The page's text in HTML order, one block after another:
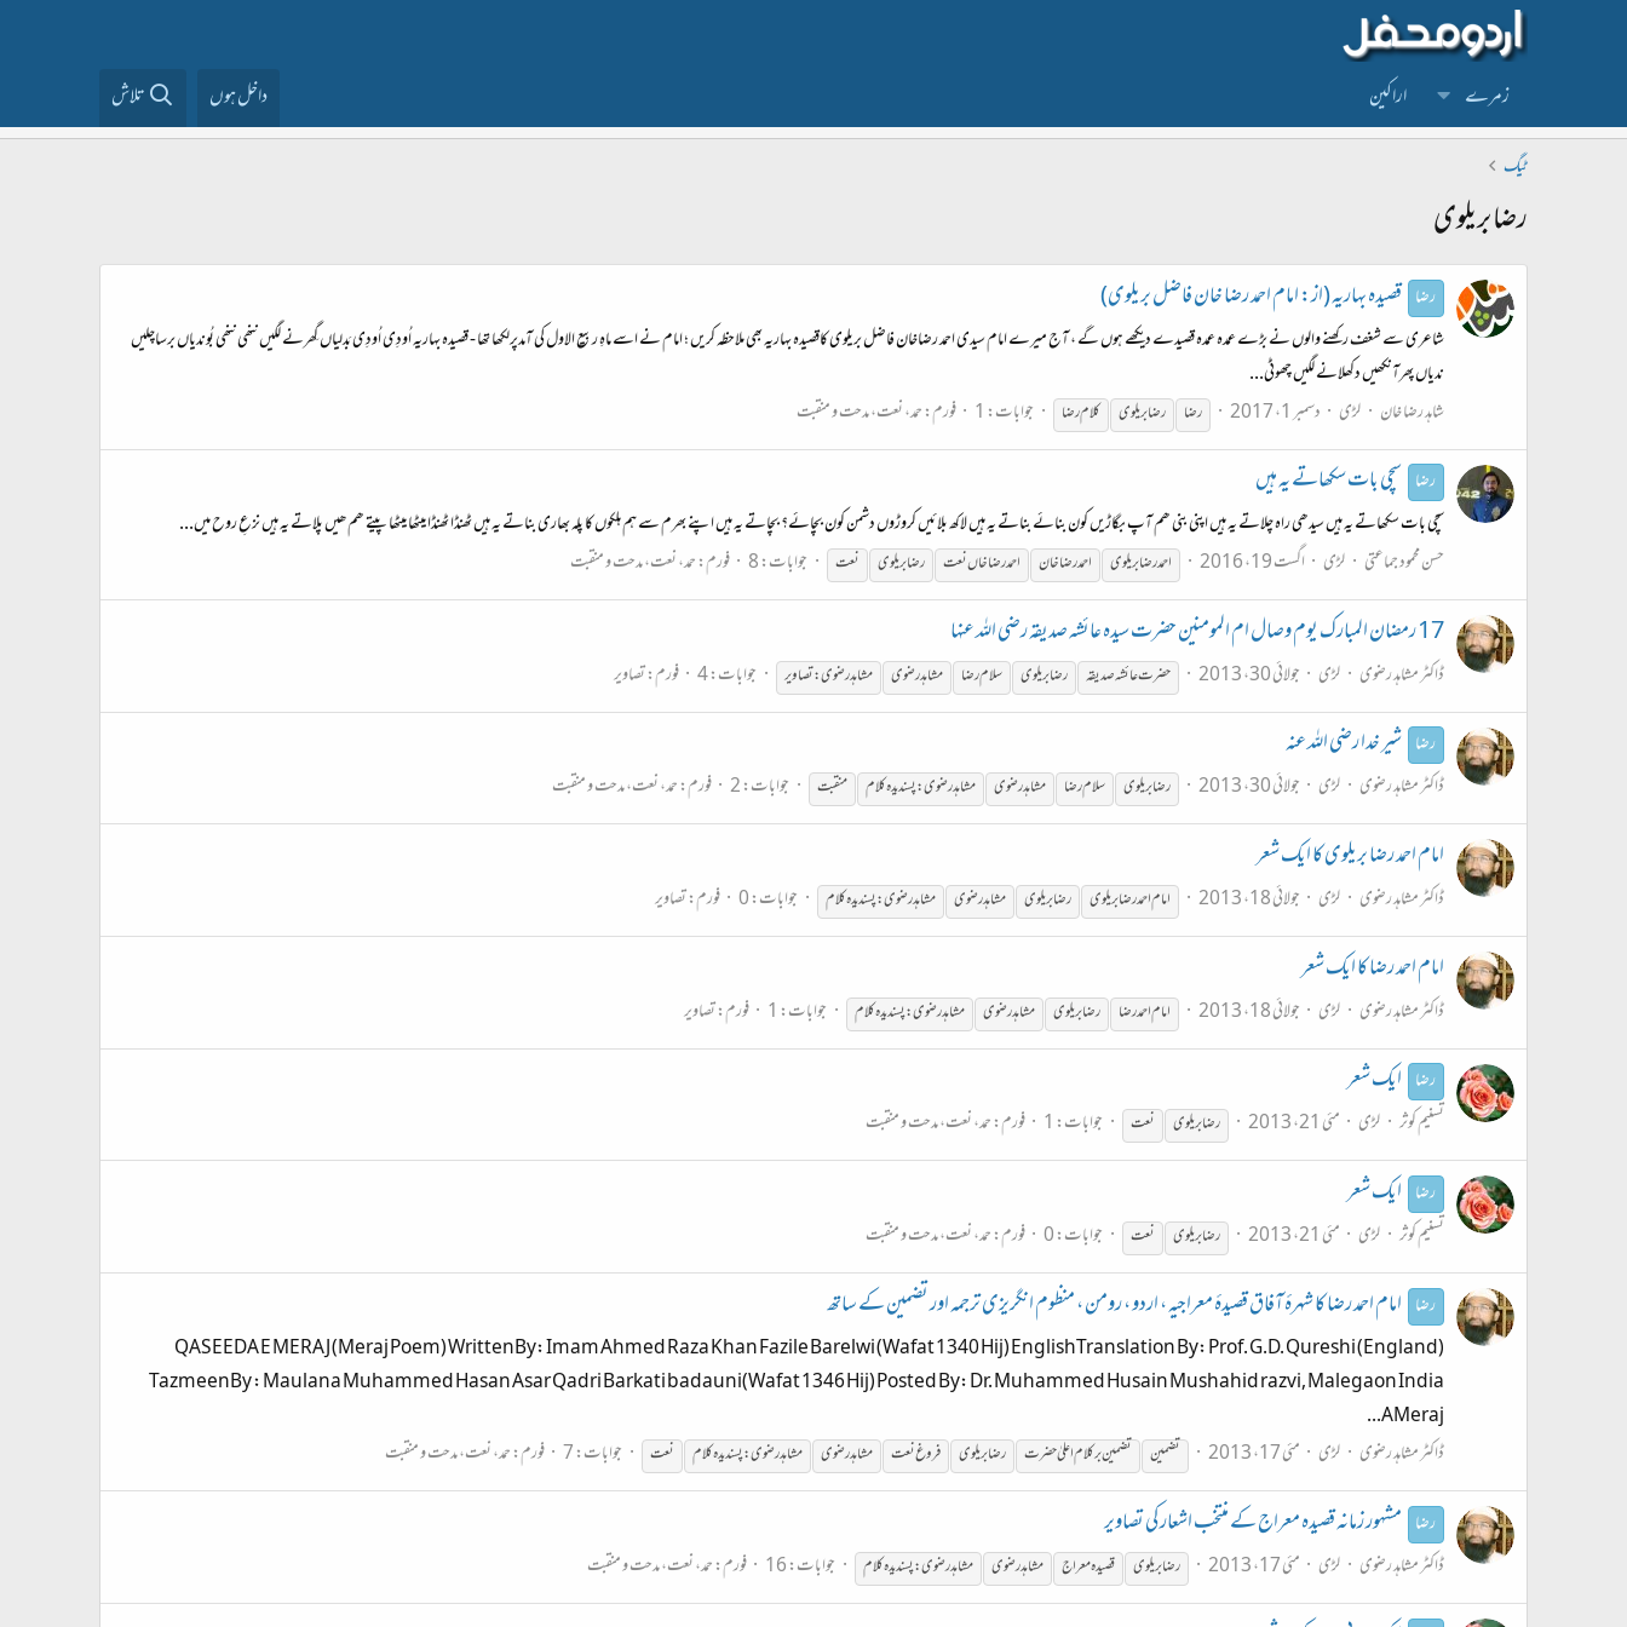
زمرے اراکین داخل ہوں تلاش
ٹیگ
رضا بریلوی
رضا قصیدہ بہاریہ (از: امام احمد رضا خان فاضل بریلوی)
شاعری سے شغف رکھنے والوں نے بڑے عمدہ عمدہ قصیدے دیکھے ہوں گے ، آج میرے امام سیدی احمد رضاخان فاضل بریلوی کاقصیدہ بہاریہ بھی ملاحظہ کریں ؛ امام نے اسے ماہِ ربیع الاول کی آمدپرلکھا تھا - قصیدہ بہاریہ اُودِی اُودِی بَدلیاں گِھرنے لگیں ننھی ننھی بُوندیاں برساچلیں
ندیاں پھرآنکھیں دکھلانے لگیں چھوٹی...
شاہد رضا خان
لڑی دسمبر 1، 2017 رضا رضابریلوی کلامرضا جوابات: 1 فورم:حمد، نعت، مدحت و منقبت
رضا سچی بات سکھاتے یہ ہیں
⁠⁠سچی بات سکھاتے یہ ہیں سیدھی راہ چلاتے یہ ہیں اپنی بنی ھم آپ بگاڑیں کون بنائے بناتے یہ ہیں لاکھ بلائیں کروڑوں دشمن کون بچائے؟ بچاتے یہ ہیں اپنے بھرم سے ہم ہلکوں کا پلہ بھاری بناتے یہ ہیں ٹھنڈا ٹھنڈا میٹھا میٹھا پیتے ھم ھیں پلاتے یہ ہیں نزعِ روح میں...
حسن محمود جماعتی
لڑی اگست 19، 2016 احمدرضابریلوی احمدرضاخان احمدرضاخاں نعت رضابریلوی نعت جوابات: 8 فورم:حمد، نعت، مدحت و منقبت
17 رمضان المبارک یوم وصال ام المومنین حضرت سیدہ عائشہ صدیقہ رضی اللہ عنہا
ڈاکٹر مشاہد رضوی لڑی جولائی 30، 2013 حضرت عائشہ صدیقہ رضابریلوی سلامرضا مشاہدرضوی مشاہدرضوی:تصاویر جوابات: 4 فورم:تصاویر
رضا شیر خدا رضی اللہ عنہ
ڈاکٹر مشاہد رضوی لڑی جولائی 30، 2013 رضابریلوی سلامرضا مشاہدرضوی مشاہدرضوی: پسندیدہ کلام منقبت جوابات: 2 فورم:حمد، نعت، مدحت و منقبت
امام احمد رضا بریلوی کا ایک شعر
ڈاکٹر مشاہد رضوی لڑی جولائی 18، 2013 امام احمدرضابریلوی رضابریلوی مشاہدرضوی مشاہدرضوی:پسندیدہ کلام جوابات: 0 فورم:تصاویر
امام احمد رضا کا ایک شعر
ڈاکٹر مشاہد رضوی لڑی جولائی 18، 2013 امام احمدرضا رضابریلوی مشاہدرضوی مشاہدرضوی:پسندیدہ کلام جوابات: 1 فورم:تصاویر
رضا ایک شعر
تسنیم کوثر لڑی مئی 21، 2013 رضابریلوی نعت جوابات: 1 فورم:حمد، نعت، مدحت و منقبت
رضا ایک شعر
تسنیم کوثر لڑی مئی 21، 2013 رضابریلوی نعت جوابات: 0 فورم:حمد، نعت، مدحت و منقبت
رضا امام احمد رضا کا شہرۂ آفاق قصیدۂ معراجیہ ، اردو ، رومن ، منظوم انگریزی ترجمہ اور تضمین کے ساتھ
QASEEDA E MERAJ (Meraj Poem) WrittenBy: Imam Ahmed Raza Khan Fazile Barelwi (Wafat 1340 Hij) EnglishTranslation By: Prof. G.D. Qureshi (England)
TazmeenBy : Maulana Muhammed Hasan Asar Qadri Barkati badauni(Wafat 1346 Hij) Posted By: Dr. Muhammed Husain Mushahid razvi, Malegaon India
AMeraj...
ڈاکٹر مشاہد رضوی
لڑی مئی 17، 2013 تضمین تضمین برکلام اعلیٰ حضرت رضابریلوی فروغ نعت مشاہدرضوی مشاہدرضوی:پسندیدہ کلام نعت جوابات: 7 فورم:حمد، نعت، مدحت و منقبت
رضا مشہور زمانہ قصیدہ معراج کے منتخب اشعار کی تصاویر
ڈاکٹر مشاہد رضوی لڑی مئی 17، 2013 رضابریلوی قصیدہ معراج مشاہدرضوی مشاہدرضوی:پسندیدہ کلام جوابات: 16 فورم:حمد، نعت، مدحت و منقبت